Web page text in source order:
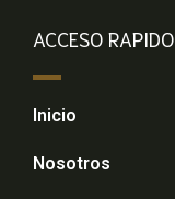
ACCESO RAPIDO
Inicio
Nosotros